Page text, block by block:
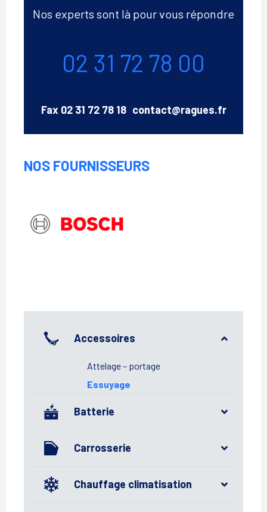
Accessoires
Attelage – portage
Essuyage
Batterie
Carrosserie
Chauffage climatisation
Nos experts sont là pour vous répondre
02 31 72 78 00
Fax 02 31 72 78 18 Email
contact@ragues.fr
NOS FOURNISSEURS